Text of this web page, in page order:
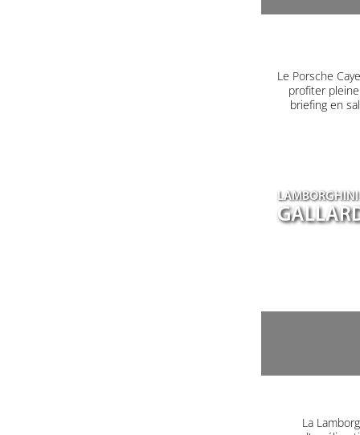
Le Porsche
profiter
briefing en
LAMBORGHINI
La